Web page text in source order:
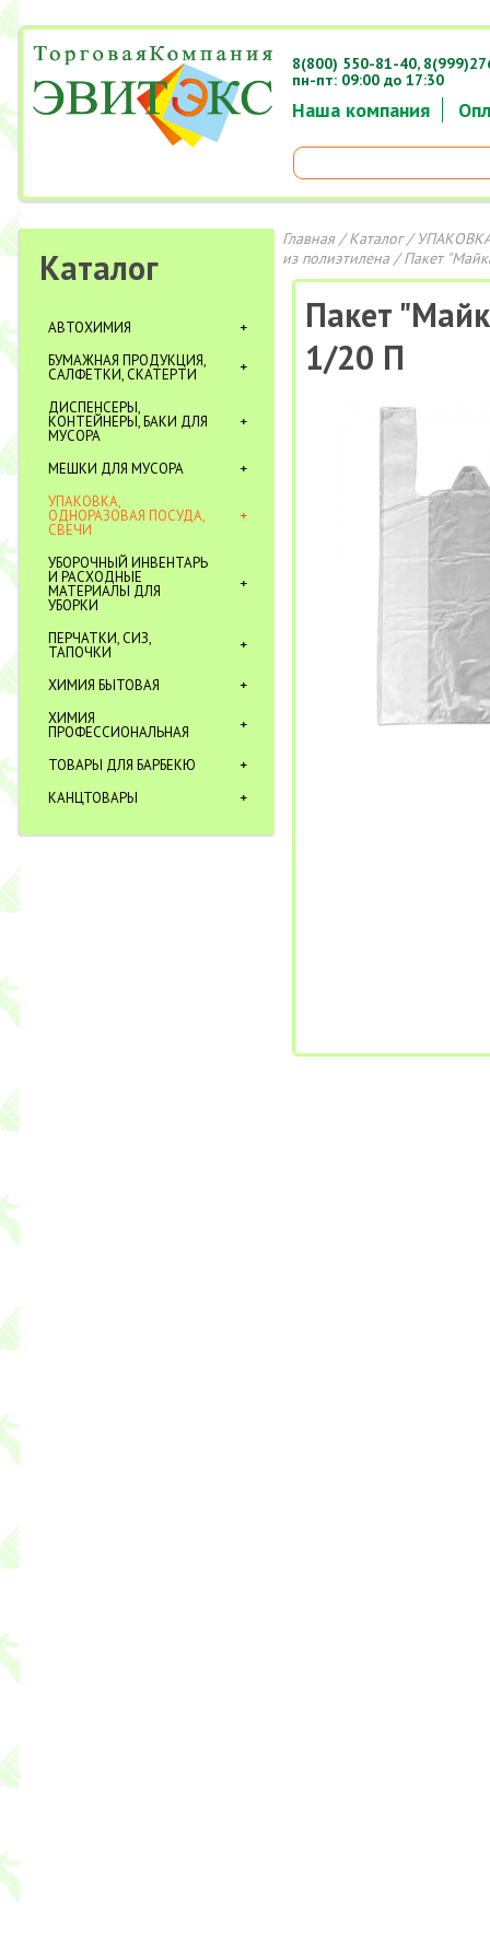
Наша компания
8(800) 550-81-40,
пн-пт: 09:00 до 17:30
Каталог
АВТОХИМИЯ
БУМАЖНАЯ ПРОДУКЦИЯ,
САЛФЕТКИ, СКАТЕРТИ
ДИСПЕНСЕРЫ,
КОНТЕЙНЕРЫ, БАКИ ДЛЯ
МУСОРА
МЕШКИ ДЛЯ МУСОРА
УПАКОВКА,
ОДНОРАЗОВАЯ ПОСУДА,
СВЕЧИ
УБОРОЧНЫЙ ИНВЕНТАРЬ
И РАСХОДНЫЕ
МАТЕРИАЛЫ ДЛЯ
УБОРКИ
ПЕРЧАТКИ, СИЗ,
ТАПОЧКИ
ХИМИЯ БЫТОВАЯ
ХИМИЯ
ПРОФЕССИОНАЛЬНАЯ
ТОВАРЫ ДЛЯ БАРБЕКЮ
КАНЦТОВАРЫ
Главная/Каталог/
из полиэтилена / Пакет
Пакет
1/20 П